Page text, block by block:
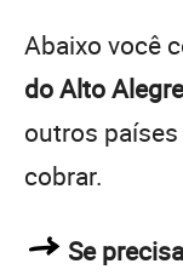
Abaixo você
do Alto Alegre
outros
cobrar.
Se